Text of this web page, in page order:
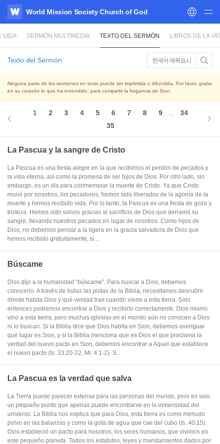
WATV
World Mission Society Church of God
VIDA SERMÓN MULTIMEDIA TEXTO DEL SERMÓN LIBROS DE LA
Texto del Sermón 한국어 제목표시
Ninguna parte de los sermones en texto puede ser imprimida o difundida. Por favor, grabe
en su corazón lo que ha entendido, para compartir la fragancia de Sion.
1 2 3 4 5 6 7 8 9
34
35
La Pascua y la sangre de Cristo
La Pascua es una fiesta alegre en la que recibimos el perdón de pecados y
la vida eterna, así como la promesa de ser hijos de Dios. Por otro lado, sin
embargo, es un día para conmemorar la muerte de Cristo. Ya que Cristo
murió por nosotros, los pecadores, hemos sido liberados de la agonía de la
muerte y hemos recibido vida. Por lo tanto, la Pascua es una fiesta de gozo y
tristeza. Hemos sido salvos gracias al sacrificio de Dios que derramó su
sangre, llevando nuestros pecados en lugar de nosotros. Como hijos de
Dios, no debemos pensar a la ligera en la gracia salvadora de Dios que
hemos recibido gratuitamente, si...
Búscame
Dios dijo a la humanidad “búscame”. Para buscar a Dios, debemos
conocerlo. A través de todas las pistas de la Biblia, necesitamos descubrir
dónde habita Dios y qué verdad trae cuando viene a esta tierra. Solo
entonces podremos encontrar a Dios y recibirlo correctamente. Dios mismo
vino a esta tierra, pero muchas iglesias en el mundo aún no conocen a Dios
ni lo buscan. Si la Biblia dice que Dios habita en Sion, debemos averiguar
qué lugar es Sion, y si la Biblia menciona que es Dios el que proclama la
verdad del nuevo pacto en Sion, debemos encontrar a Aquel que establece
el nuevo pacto (Is. 33:20-22, Mi. 4:1-2). S...
La Pascua es la verdad que salva
La Tierra puede parecer extensa para las personas del mundo, pero es solo
un pequeño punto que apenas puede encontrarse en la inmensidad del
universo. La Biblia nos explica que para Dios, esta tierra es como menudo
polvo en las balanzas y como la gota de agua que cae del cubo (Is. 40:15).
Dios estableció un pacto para nosotros, los seres humanos, que vivimos en
este pequeño planeta. Todos los estatutos, leyes y mandamientos dados por